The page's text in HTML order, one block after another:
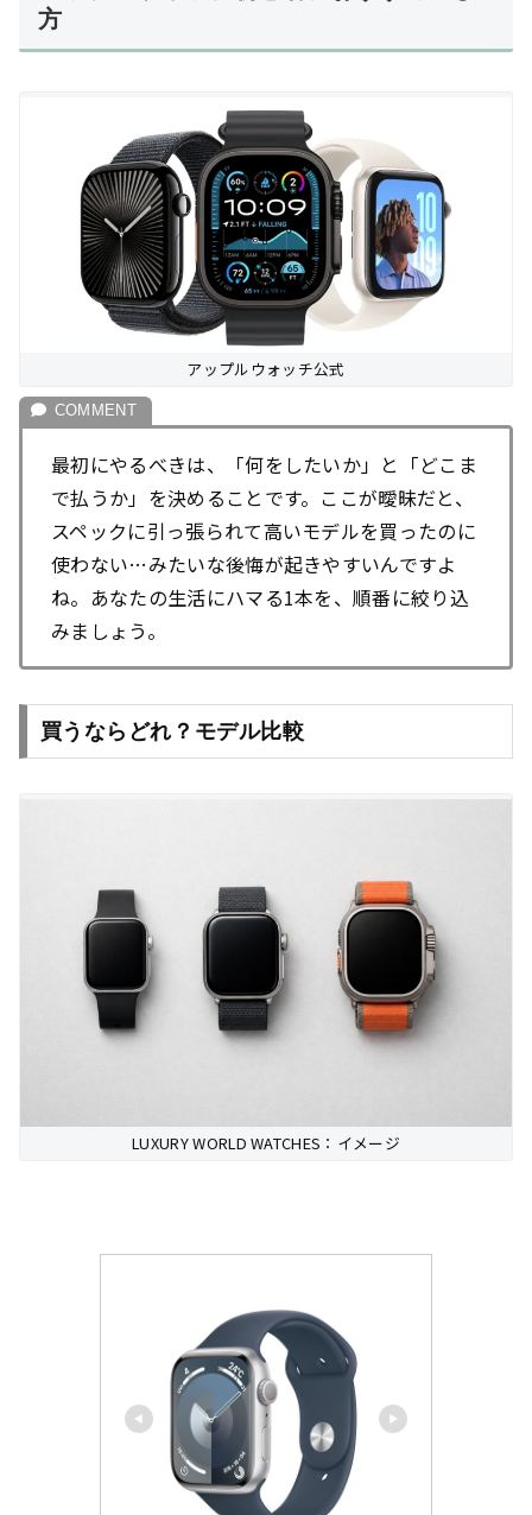
方
アップルウォッチ公式
最初にやるべきは、「何をしたいか」と「どこま
で払うか」を決めることです。ここが曖昧だと、
スペックに引っ張られて高いモデルを買ったのに
使わない…みたいな後悔が起きやすいんですよ
ね。あなたの生活にハマる1本を、順番に絞り込
みましょう。
買うならどれ？モデル比較
LUXURY WORLD WATCHES：イメージ